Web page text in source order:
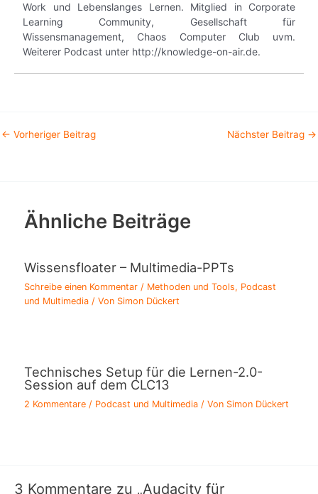
Work und Lebenslanges Lernen. Mitglied in Corporate
Learning Community, Gesellschaft für
Wissensmanagement, Chaos Computer Club uvm.
Weiterer Podcast unter http://knowledge-on-air.de.
← Vorheriger Beitrag Nächster Beitrag →
Ähnliche Beiträge
Wissensfloater – Multimedia-PPTs
Schreibe einen Kommentar / Methoden und Tools, Podcast
und Multimedia / Von Simon Dückert
Technisches Setup für die Lernen-2.0-
Session auf dem CLC13
2 Kommentare / Podcast und Multimedia / Von Simon Dückert
3 Kommentare zu „Audacity für